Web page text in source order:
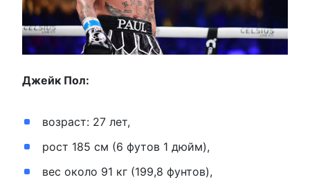
Джейк Пол:
возраст: 27 лет,
рост 185 см (6 футов 1 дюйм),
вес около 91 кг (199,8 фунтов),